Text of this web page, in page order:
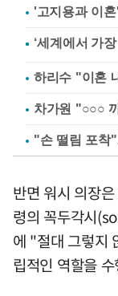
'고지용과 이
하리수 "이혼
차가원 "○○○
"손 떨림 포착
반면 워시 의장
령의 꼭두각시
에 "절대 그렇지
립적인 역할을